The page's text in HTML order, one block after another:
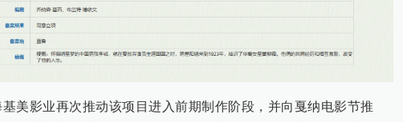
美影业再次推动该项目进入前期制作阶段，并向戛纳电影节推